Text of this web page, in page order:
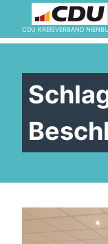
CDU KREISVERBAND